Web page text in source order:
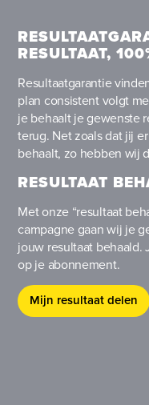
RESULTAAT,
Resultaatgarantie
plan consistent volgt
je behaalt je gewenste
terug. Net zoals dat jij
behaalt, zo hebben wij
RESULTAAT
Met onze “resultaat
campagne gaan wij je
jouw resultaat
op je abonnement.
Mijn resultaat delen